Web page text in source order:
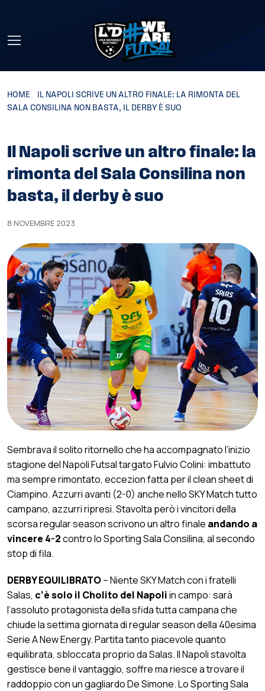
HOME
IL NAPOLI SCRIVE UN ALTRO FINALE: LA RIMONTA DEL
SALA CONSILINA NON BASTA, IL DERBY È SUO
Il Napoli scrive un altro finale: la
rimonta del Sala Consilina non
basta, il derby è suo
8 NOVEMBRE 2023
Sembrava il solito ritornello che ha accompagnato l’inizio
stagione del Napoli Futsal targato Fulvio Colini: imbattuto
ma sempre rimontato, eccezion fatta per il clean sheet di
Ciampino. Azzurri avanti (2-0) anche nello SKY Match tutto
campano, azzurri ripresi. Stavolta però i vincitori della
scorsa regular season scrivono un altro finale andando a
vincere 4-2contro lo Sporting Sala Consilina, al secondo
stop di fila.
DERBY EQUILIBRATO– Niente SKY Match con i fratelli
Salas, c’è solo il Cholito del Napoliin campo: sarà
l’assoluto protagonista della sfida tutta campana che
chiude la settima giornata di regular season della 40esima
Serie A New Energy. Partita tanto piacevole quanto
equilibrata, sbloccata proprio da Salas. Il Napoli stavolta
gestisce bene il vantaggio, soffre ma riesce a trovare il
raddoppio con un gagliardo De Simone. Lo Sporting Sala